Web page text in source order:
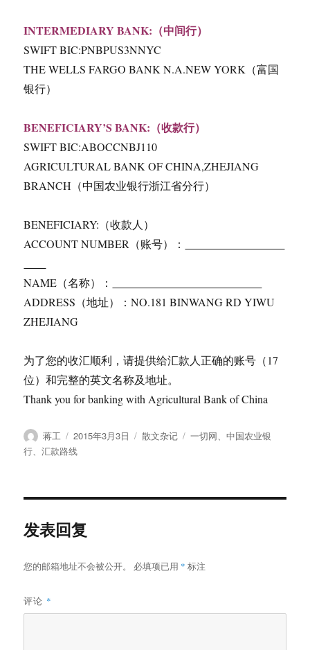
INTERMEDIARY BANK:（中间行）
SWIFT BIC:PNBPUS3NNYC
THE WELLS FARGO BANK N.A.NEW YORK（富国
银行）
BENEFICIARY’S BANK:（收款行）
SWIFT BIC:ABOCCNBJ110
AGRICULTURAL BANK OF CHINA,ZHEJIANG
BRANCH（中国农业银行浙江省分行）
BENEFICIARY:（收款人）
ACCOUNT NUMBER（账号）：
NAME（名称）：
ADDRESS（地址）：NO.181 BINWANG RD YIWU
ZHEJIANG
为了您的收汇顺利，请提供给汇款人正确的账号（17
位）和完整的英文名称及地址。
Thank you for banking with Agricultural Bank of China
作
者
蒋工
发
布
2015年3月3日
分
散文杂记
标
一切网、中国农业银
行、汇款路线
发表回复
您的邮箱地址不会被公开。 必填项已用 * 标注
评论 *